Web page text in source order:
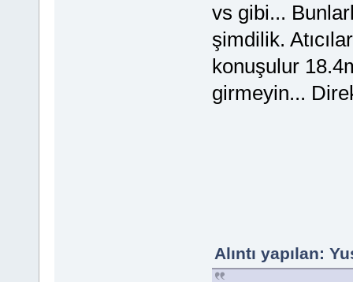
vs gibi...
şimdilik.
konuşulur
girmeyin...
Alıntı yapılan: